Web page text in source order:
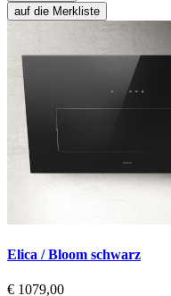
auf die Merkliste
Elica / Bloom schwarz
€ 1079,00